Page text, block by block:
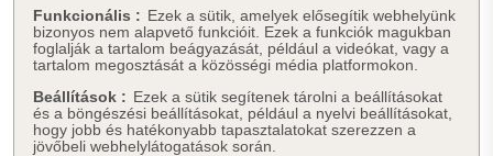
Funkcionális : Ezek a sütik, amelyek elősegítik webhelyünk
bizonyos nem alapvető funkcióit. Ezek a funkciók magukban
foglalják a tartalom beágyazását, például a videókat, vagy a
tartalom megosztását a közösségi média platformokon.
Beállítások : Ezek a sütik segítenek tárolni a beállításokat
és a böngészési beállításokat, például a nyelvi beállításokat,
hogy jobb és hatékonyabb tapasztalatokat szerezzen a
jövőbeli webhelylátogatások során.